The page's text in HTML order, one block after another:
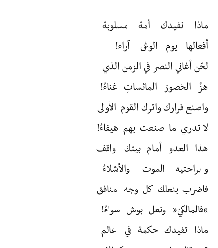
ماذا تفيدك أمة مسلوبة
أفعالها يوم الوغى آراء!
لحّن أغاني النصر في الزمن الذي
هزَّ الخصورَ المائساتِ غناءُ!
واصنع قرارك واترك القوم الأولى
لا تدري ما صنعت بهم هيفاءُ!
هذا العدو أمام بيتك واقف
و براحتيه الموت والأشلاءُ
فاضرب بنعلك كل وجه منافق
“فالمالكيّ” ونعل بوش سواءُ!
ماذا تفيدك حكمة في عالم